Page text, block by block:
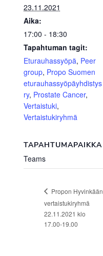
23.11.2021
Aika:
17:00 - 18:30
Tapahtuman tagit:
Eturauhassyöpä, Peer
group, Propo Suomen
eturauhassyöpäyhdistys
ry, Prostate Cancer,
Vertaistuki,
Vertaistukiryhmä
TAPAHTUMAPAIKKA
Teams
Propon Hyvinkään
vertaistukiryhmä
22.11.2021 klo
17.00-19.00